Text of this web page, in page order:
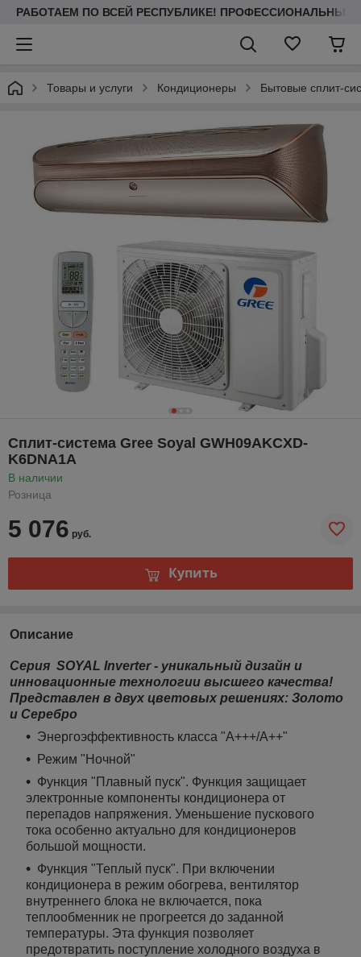
РАБОТАЕМ ПО ВСЕЙ РЕСПУБЛИКЕ!
Товары и услуги Кондиционеры Бытовые сплит-
Сплит-система Gree Soyal GWH09AKCXD-
K6DNA1A
В наличии
Розница
5 076 руб.
Купить
Описание
Серия SOYAL Inverter - уникальный дизайн и
инновационные технологии высшего качества!
Представлен в двух цветовых решениях: Золото
и Серебро
Энергоэффективность класса "А+++/А++"
Режим "Ночной"
Функция "Плавный пуск". Функция защищает
электронные компоненты кондиционера от
перепадов напряжения. Уменьшение пускового
тока особенно актуально для кондиционеров
большой мощности.
Функция "Теплый пуск". При включении
кондиционера в режим обогрева, вентилятор
внутреннего блока не включается, пока
теплообменник не прогреется до заданной
температуры. Эта функция позволяет
предотвратить поступление холодного воздуха в